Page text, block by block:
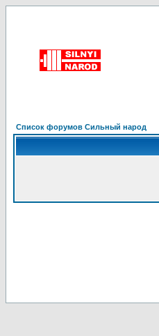
Список форумов Сильный народ